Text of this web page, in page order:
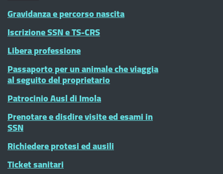
Gravidanza e percorso nascita
Iscrizione SSN e TS-CRS
Libera professione
Passaporto per un animale che viaggia
al seguito del proprietario
Patrocinio Ausl di Imola
Prenotare e disdire visite ed esami in
SSN
Richiedere protesi ed ausili
Ticket sanitari